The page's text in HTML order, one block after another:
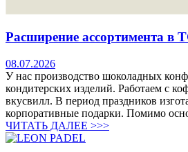
Расширение ассортимента в
08.07.2026
У нас производство шоколадных
кондитерских изделий. Работаем с
вкусвилл. В период праздников
корпоративные подарки. Помимо
ЧИТАТЬ ДАЛЕЕ >>>